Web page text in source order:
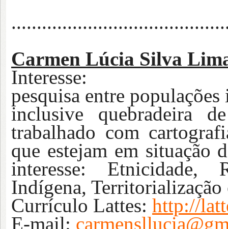
...
Carmen Lúcia Silva
pesquisa entre populações
inclusive quebradeira
trabalhado com
que estejam em situação
interesse: Etnicidade,
Indígena,
Currículo Lattes: http://
E-mail: